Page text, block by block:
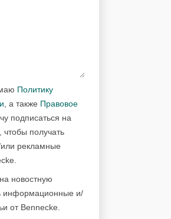
Политику
, а также Правовое
подписаться на
чтобы получать
рекламные
новостную
информационные и/
от Bennecke.